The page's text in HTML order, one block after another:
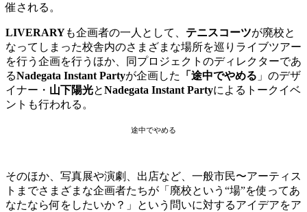
催される。
LIVERARYも企画者の一人として、 テニスコーツが廃校と
なってしまった校舎内のさまざまな場所を巡りライブツアー
を行う企画を行うほか、同プロジェクトのディレクターであ
るNadegata Instant Partyが企画した 「途中でやめる 」のデザ
イナー・ 山下陽光とNadegata Instant Partyによるトークイベ
ントも行われる。
途中でやめる
そのほか、写真展や演劇、出店など、一般市民〜アーティス
トまでさまざまな企画者たちが「廃校という“場”を使ってあ
なたなら何をしたいか？」という問いに対するアイデアをア